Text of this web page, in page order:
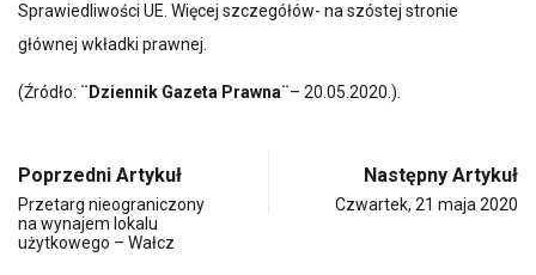
Sprawiedliwości UE. Więcej szczegółów- na szóstej stronie
głównej wkładki prawnej.
(Źródło: ¨Dziennik Gazeta Prawna¨– 20.05.2020.).
Poprzedni Artykuł
Przetarg nieograniczony
na wynajem lokalu
użytkowego – Wałcz
Następny Artykuł
Czwartek, 21 maja 2020